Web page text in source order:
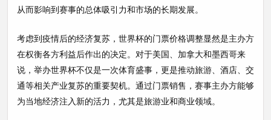
从而影响到赛事的总体吸引力和市场的长期发展。
考虑到疫情后的经济复苏，世界杯的门票价格调整显然是主办方
在权衡各方利益后作出的决定。对于美国、加拿大和墨西哥来
说，举办世界杯不仅是一次体育盛事，更是推动旅游、酒店、交
通等相关产业复苏的重要契机。通过门票销售，赛事主办方能够
为当地经济注入新的活力，尤其是旅游业和商业领域。